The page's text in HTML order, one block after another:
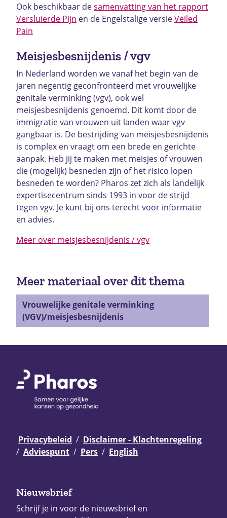
Ook beschikbaar desamenvatting van het rapport
Versluierde Pijn en de Engelstalige versieVeiled
Pain
Meisjesbesnijdenis / vgv
In Nederland worden we vanaf het begin van de
jaren negentig geconfronteerd met vrouwelijke
genitale verminking (vgv), ook wel
meisjesbesnijdenis genoemd. Dit komt door de
immigratie van vrouwen uit landen waar vgv
gangbaar is. De bestrijding van meisjesbesnijdenis
is complex en vraagt om een brede en gerichte
aanpak. Heb jij te maken met meisjes of vrouwen
die (mogelijk) besneden zijn of het risico lopen
besneden te worden? Pharos zet zich als landelijk
expertisecentrum sinds 1993 in voor de strijd
tegen vgv. Je kunt bij ons terecht voor informatie
en advies.
Meer over meisjesbesnijdenis / vgv
Meer materiaal over dit thema
Vrouwelijke genitale verminking
(VGV)/meisjesbesnijdenis
Privacybeleid
Disclaimer - Klachtenregeling
Adviespunt
Pers English
Nieuwsbrief
Schrijf je in voor de nieuwsbrief en